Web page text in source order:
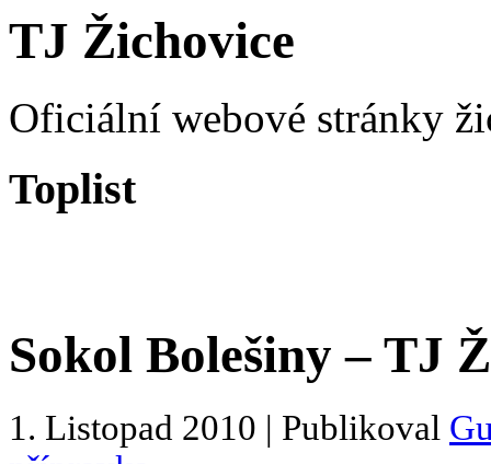
TJ Žichovice
Oficiální webové stránky
Toplist
Sokol Bolešiny – TJ
1. Listopad 2010 | Publikoval